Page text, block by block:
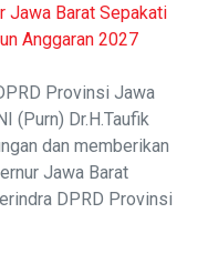
Jawa Barat Sepakati
Anggaran 2027
Provinsi Jawa
(Purn) Dr.H.Taufik
dan memberikan
Jawa Barat
DPRD Provinsi